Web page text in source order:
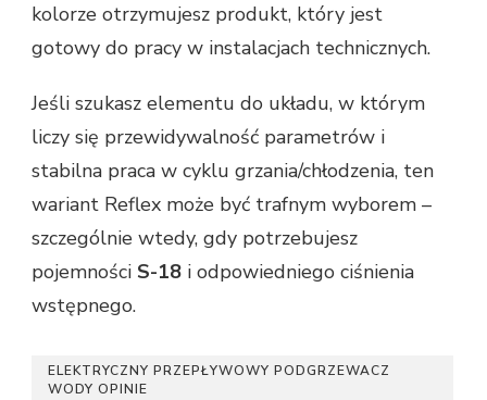
kolorze otrzymujesz produkt, który jest
gotowy do pracy w instalacjach technicznych.
Jeśli szukasz elementu do układu, w którym
liczy się przewidywalność parametrów i
stabilna praca w cyklu grzania/chłodzenia, ten
wariant Reflex może być trafnym wyborem –
szczególnie wtedy, gdy potrzebujesz
pojemności S-18 i odpowiedniego ciśnienia
wstępnego.
ELEKTRYCZNY PRZEPŁYWOWY PODGRZEWACZ
WODY OPINIE